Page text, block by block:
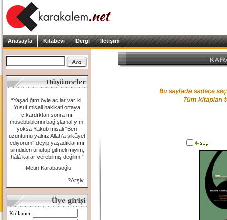
Anasayfa Kitabevi Dergi İletişim
“Yaşadığım öyle acılar var ki,
Yusuf misali hakikati ortaya
çıkardıktan sonra mı
müsebbiblerini bağışlamalıyım,
yoksa Yakub misali “Ben
üzüntümü yalnız Allah’a şikâyet
ediyorum” deyip yaşadıklarımı
şimdiden unutup gitmeli miyim;
hâlâ karar verebilmiş değilim.”
–Metin Karabaşoğlu
?Arşiv
Kullanıcı